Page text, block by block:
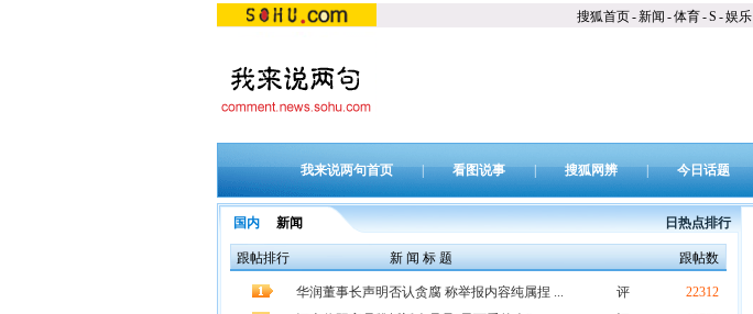
搜狐首页-新闻 -体育-S -娱乐
我来说两句首页 | 看图说事 | 搜狐网辨 | 今日话题
国内 新闻 日热点排行
跟帖排行 新 闻 标 题 跟帖数
华润董事长声明否认贪腐 称举报内容纯属捏 ... 评
22312